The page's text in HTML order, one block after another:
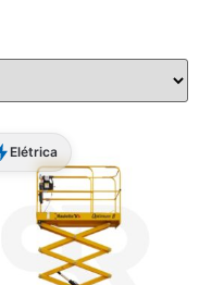
Elétrica